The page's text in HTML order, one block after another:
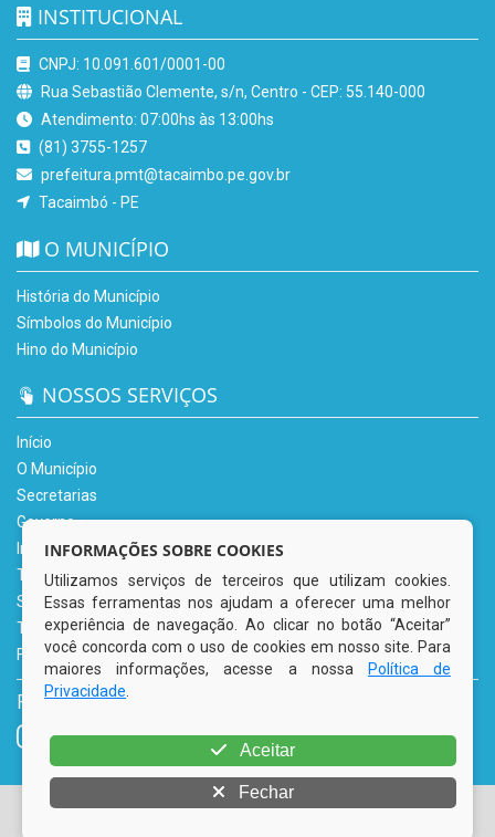
INSTITUCIONAL
CNPJ: 10.091.601/0001-00
Rua Sebastião Clemente, s/n, Centro - CEP: 55.140-000
Atendimento: 07:00hs às 13:00hs
(81) 3755-1257
prefeitura.pmt@tacaimbo.pe.gov.br
Tacaimbó - PE
O MUNICÍPIO
História do Município
Símbolos do Município
Hino do Município
NOSSOS SERVIÇOS
Início
O Município
Secretarias
Governo
Informe-se
Transparência
Serviços Digitais
Tributário
Fale Conosco
REDES SOCIAIS
© Copyright 2026 Prefeitura Municipal de Tacaimbó | Todos
INFORMAÇÕES SOBRE COOKIES
Utilizamos serviços de terceiros que utilizam cookies.
Essas ferramentas nos ajudam a oferecer uma melhor
experiência de navegação. Ao clicar no botão “Aceitar”
você concorda com o uso de cookies em nosso site. Para
maiores informações, acesse a nossa
Política de
Privacidade
Aceitar
Fechar